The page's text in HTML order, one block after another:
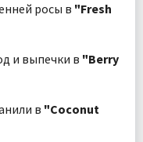
росы в "Fresh
и выпечки в "Berry
в "Coconut